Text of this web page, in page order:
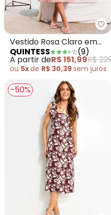
- Vestido Floral Bege
Vestido Rosa Claro em
Viscose com Poliéster
QUINTESS (9)
A partir deR$ 151,99R$
ou 5xde R$ 30,39sem juros
-50%